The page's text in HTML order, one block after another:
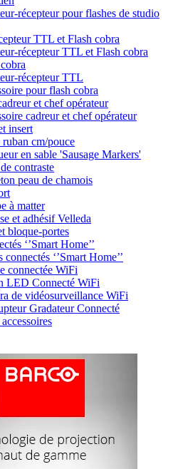
récepteur pour flashes de studio
TTL et Flash cobra
récepteur TTL et Flash cobra
récepteur TTL
pour flash cobra
et chef opérateur
cadreur et chef opérateur
insert
cm/pouce
en sable 'Sausage Markers'
contraste
peau de chamois
à matter
et adhésif Velleda
bloque-portes
‘’Smart Home’’
connectés ‘’Smart Home’’
connectée WiFi
LED Connecté WiFi
de vidéosurveillance WiFi
Gradateur Connecté